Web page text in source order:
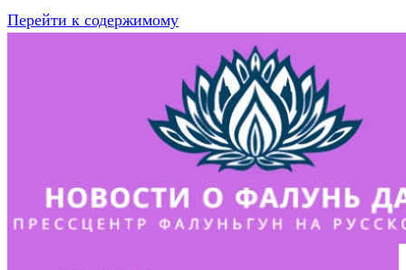
Перейти к содержимому